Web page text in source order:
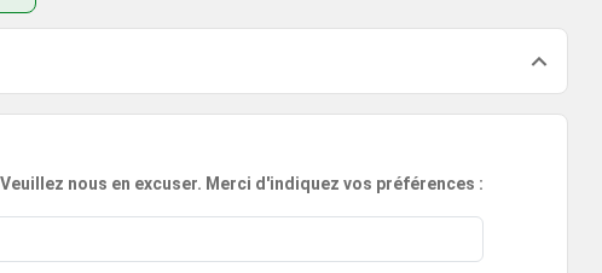
nous en excuser. Merci d'indiquez vos préférences :